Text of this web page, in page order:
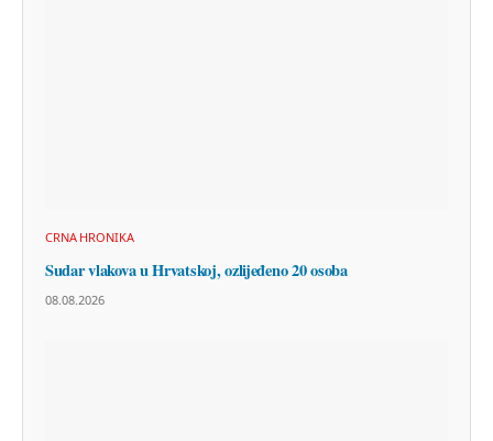
CRNA HRONIKA
Sudar vlakova u Hrvatskoj, ozlijeđeno 20 osoba
08.08.2026